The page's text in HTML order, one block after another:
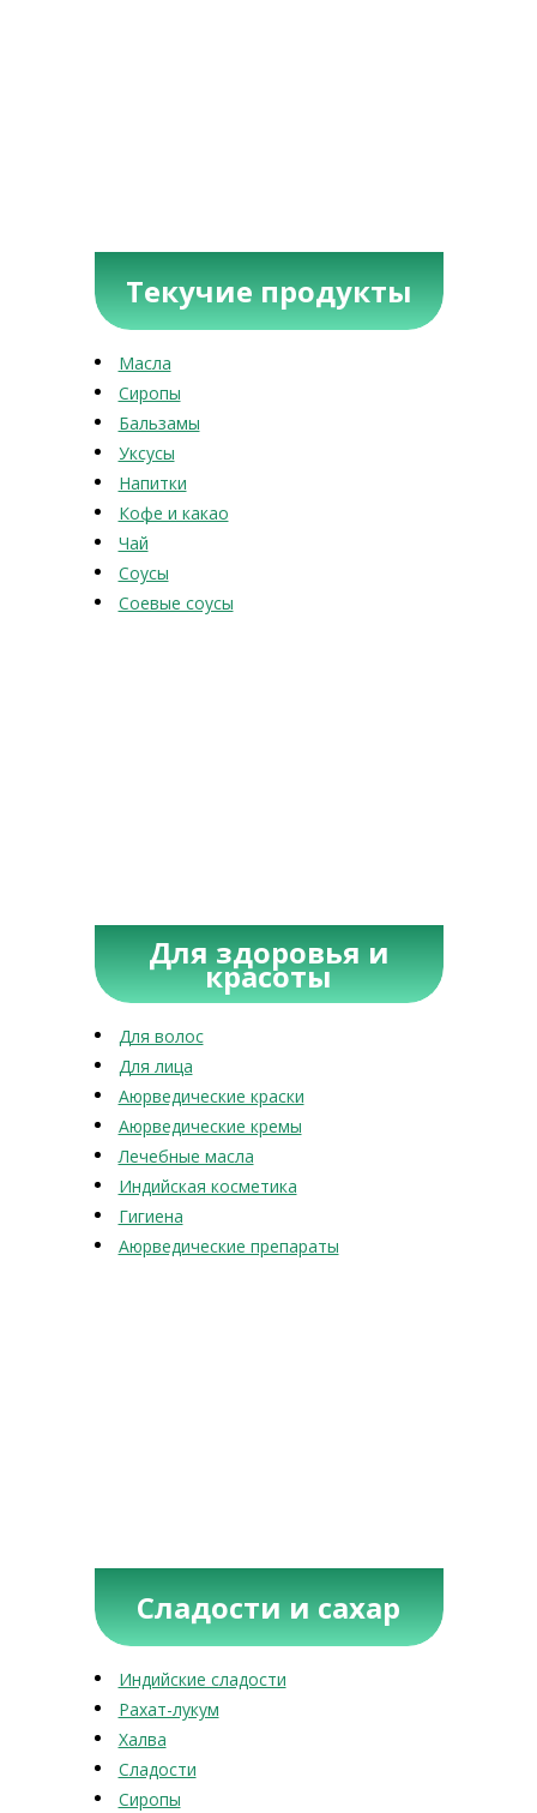
Текучие продукты
Масла
Сиропы
Бальзамы
Уксусы
Напитки
Кофе и какао
Чай
Соусы
Соевые соусы
Для здоровья и
красоты
Для волос
Для лица
Аюрведические краски
Аюрведические кремы
Лечебные масла
Индийская косметика
Гигиена
Аюрведические препараты
Сладости и сахар
Индийские сладости
Рахат-лукум
Халва
Сладости
Сиропы